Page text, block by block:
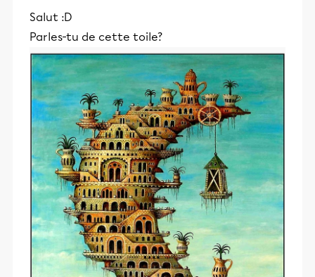
Salut :D
Parles-tu de cette toile?